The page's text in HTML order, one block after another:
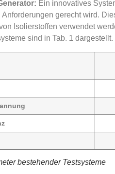
Ein innovatives
gerecht wird.
Isolierstoffen verwendet
sind in Tab. 1 dargestellt.
bestehender Testsysteme